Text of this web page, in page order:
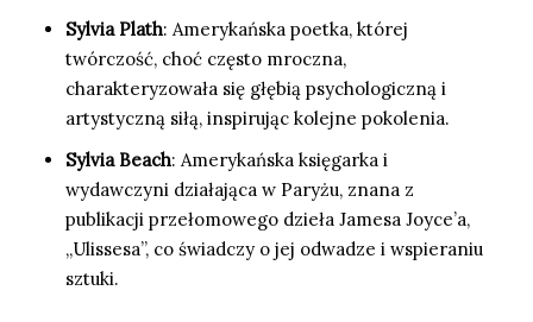
Sylvia Plath: Amerykańska poetka, której
twórczość, choć często mroczna,
charakteryzowała się głębią psychologiczną i
artystyczną siłą, inspirując kolejne pokolenia.
Sylvia Beach: Amerykańska księgarka i
wydawczyni działająca w Paryżu, znana z
publikacji przełomowego dzieła Jamesa Joyce’a,
„Ulissesa”, co świadczy o jej odwadze i wspieraniu
sztuki.